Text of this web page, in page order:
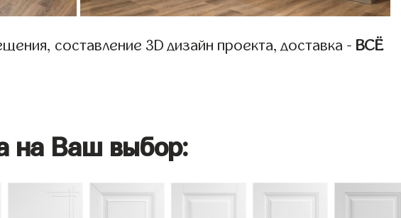
составление 3D дизайн проекта, доставка - ВСЁ
на Ваш выбор: